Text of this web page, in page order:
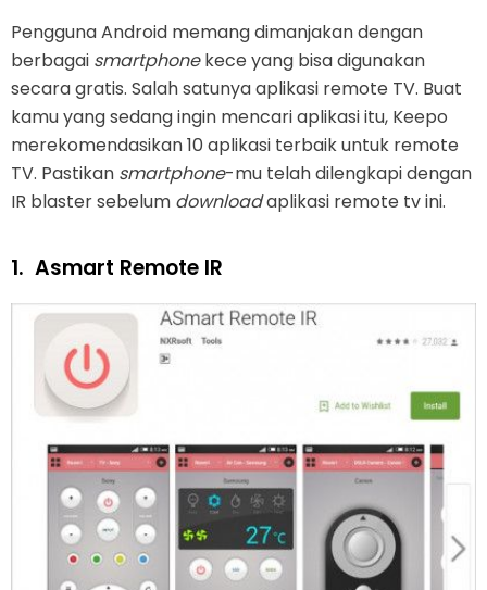
Pengguna Android memang dimanjakan dengan
berbagai smartphonekece yang bisa digunakan
secara gratis. Salah satunya aplikasi remote TV. Buat
kamu yang sedang ingin mencari aplikasi itu, Keepo
merekomendasikan 10 aplikasi terbaik untuk remote
TV. Pastikan smartphone-mu telah dilengkapi dengan
IR blaster sebelum downloadaplikasi remote tv ini.
1. Asmart Remote IR